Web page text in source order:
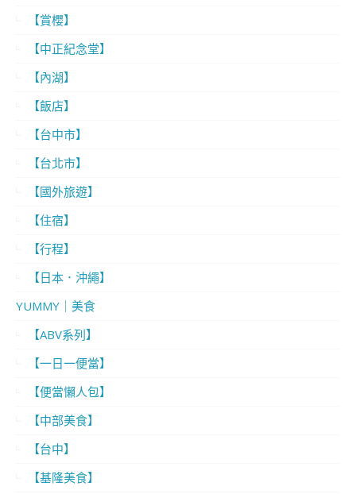
【賞櫻】
【中正紀念堂】
【內湖】
【飯店】
【台中市】
【台北市】
【國外旅遊】
【住宿】
【行程】
【日本．沖繩】
YUMMY｜美食
【ABV系列】
【一日一便當】
【便當懶人包】
【中部美食】
【台中】
【基隆美食】